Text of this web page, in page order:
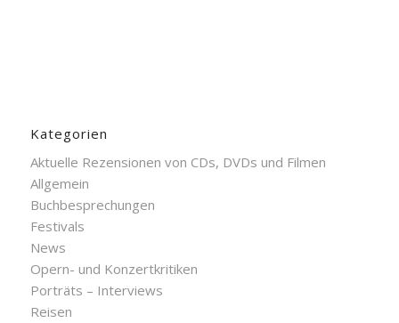
Kategorien
Aktuelle Rezensionen von CDs, DVDs und Filmen
Allgemein
Buchbesprechungen
Festivals
News
Opern- und Konzertkritiken
Porträts – Interviews
Reisen